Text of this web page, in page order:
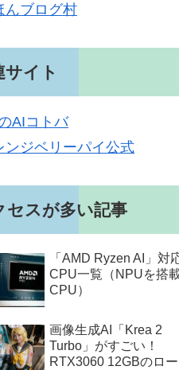
んブログ村
サイト
AIコトバ
ンジベリーパイ公式
セスが多い記事
「AMD Ryzen AI」対
CPU一覧（NPUを搭
CPU）
画像生成AI「Krea 2
Turbo」がすごい！
RTX3060 12GBのロ